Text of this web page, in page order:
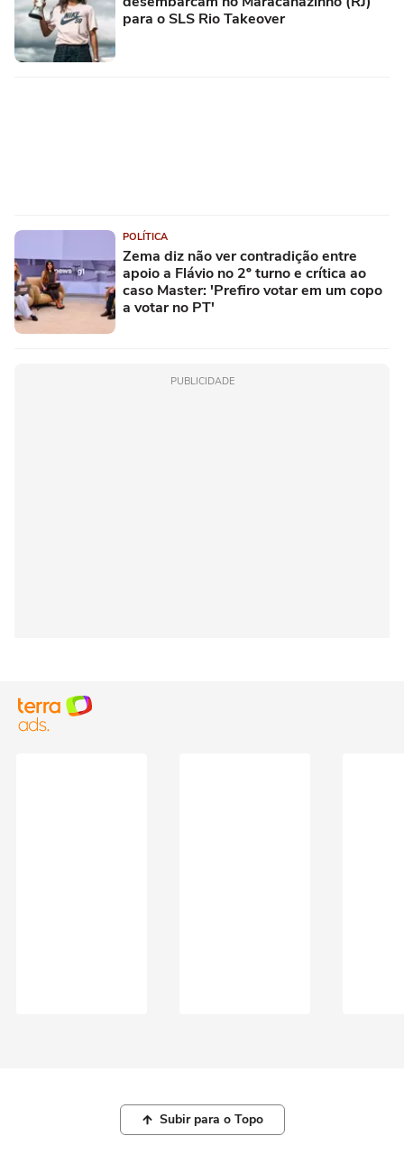
para o SLS Rio Takeover
POLÍTICA
Zema diz não ver contradição entre
apoio a Flávio no 2º turno e crítica ao
caso Master: 'Prefiro votar em um copo
a votar no PT'
PUBLICIDADE
Subir para o Topo